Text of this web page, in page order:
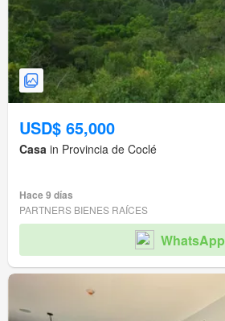
USD$ 65,000
Casa in Provincia de Coclé
Hace 9 días
PARTNERS BIENES RAÍCES
WhatsApp